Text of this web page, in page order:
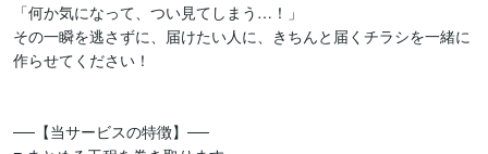
「何か気になって、つい見てしまう…！」
その一瞬を逃さずに、届けたい人に、きちんと届くチラシを一緒に
作らせてください！
──【当サービスの特徴】──